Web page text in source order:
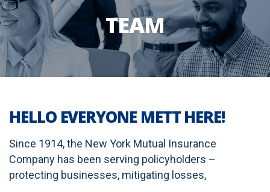
TEAM
HELLO EVERYONE METT HERE!
Since 1914, the New York Mutual Insurance
Company has been serving policyholders –
protecting businesses, mitigating losses,